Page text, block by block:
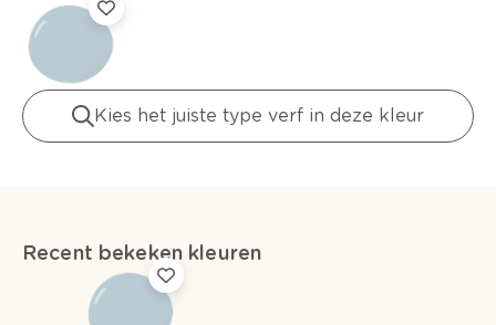
Kies het juiste type verf in deze kleur
Recent bekeken kleuren